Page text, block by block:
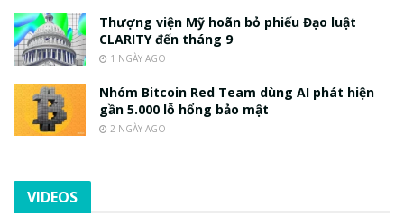
Thượng viện Mỹ hoãn bỏ phiếu Đạo luật
CLARITY đến tháng 9
1 NGÀY AGO
Nhóm Bitcoin Red Team dùng AI phát hiện
gần 5.000 lỗ hổng bảo mật
2 NGÀY AGO
VIDEOS